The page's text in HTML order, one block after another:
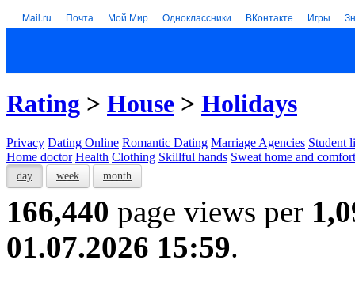
Mail.ru Почта Мой Мир Одноклассники ВКонтакте Игры
Rating > House > Holidays
Privacy Dating Online Romantic Dating Marriage Agencies Student
Home doctor Health Clothing Skillful hands Sweat home and comfort
day week month
166,440 page views per
01.07.2026 15:59.